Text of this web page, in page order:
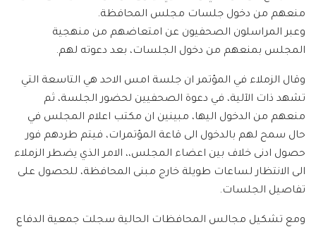
منعهم من دخول جلسات مجلس المحافظة.
وعبر المراسلون الصحفيون عن امتعاضهم من منهجية
المجلس بمنعهم من دخول الجلسات، بعد دعوته لهم.
وقال الزملاء في المؤتمر ان جلسة امس الاحد هي التاسعة التي
تشهد ذات الآلية، في دعوة الصحفيين لحضور الجلسة، ثم
منعهم من الدخول اليها، مبينين ان مكتب اعلام المجلس في
حال سمح لهم بالدخول الى قاعة المؤتمرات، فيتم طردهم فور
حصول ادنى خلاف بين اعضاء المجلس،، الامر الذي يضطر الزملاء
الى الانتظار لساعات طويلة خارج مبنى المحافظة، للحصول على
تفاصيل الجلسات.
ومع تشكيل مجالس المحافظات الحالية سجلت جمعية الدفاع